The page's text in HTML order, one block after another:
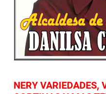
NERY VARIEDADES,